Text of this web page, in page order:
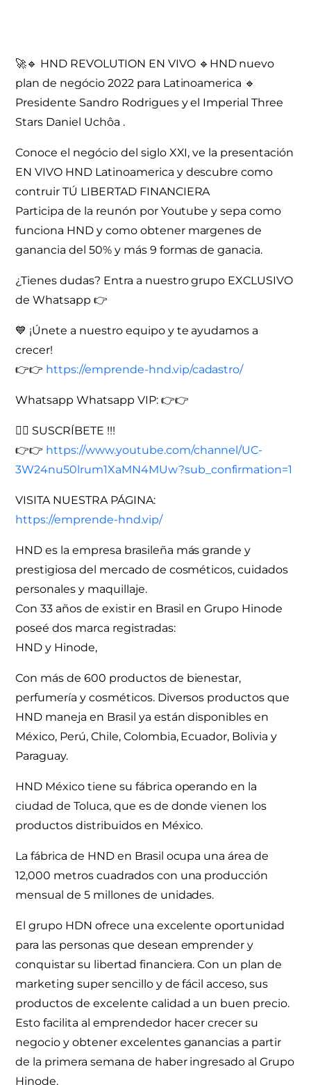
🚀🔹 HND REVOLUTION EN VIVO 🔹HND nuevo
plan de negócio 2022 para Latinoamerica 🔹
Presidente Sandro Rodrigues y el Imperial Three
Stars Daniel Uchôa .
Conoce el negócio del siglo XXI, ve la presentación
EN VIVO HND Latinoamerica y descubre como
contruir TÚ LIBERTAD FINANCIERA
Participa de la reunón por Youtube y sepa como
funciona HND y como obtener margenes de
ganancia del 50% y más 9 formas de ganacia.
¿Tienes dudas? Entra a nuestro grupo EXCLUSIVO
de Whatsapp 👉
💙 ¡Únete a nuestro equipo y te ayudamos a
crecer!
👉👉 https://emprende-hnd.vip/cadastro/
Whatsapp️ Whatsapp VIP: 👉👉
✍🏻 SUSCRÍBETE !!!
👉👉 https://www.youtube.com/channel/UC-
3W24nu50lrum1XaMN4MUw?sub_confirmation=1
VISITA NUESTRA PÁGINA:
https://emprende-hnd.vip/
HND es la empresa brasileña más grande y
prestigiosa del mercado de cosméticos, cuidados
personales y maquillaje.
Con 33 años de existir en Brasil en Grupo Hinode
poseé dos marca registradas:
HND y Hinode,
Con más de 600 productos de bienestar,
perfumería y cosméticos. Diversos productos que
HND maneja en Brasil ya están disponibles en
México, Perú, Chile, Colombia, Ecuador, Bolivia y
Paraguay.
HND México tiene su fábrica operando en la
ciudad de Toluca, que es de donde vienen los
productos distribuidos en México.
La fábrica de HND en Brasil ocupa una área de
12,000 metros cuadrados con una producción
mensual de 5 millones de unidades.
El grupo HDN ofrece una excelente oportunidad
para las personas que desean emprender y
conquistar su libertad financiera. Con un plan de
marketing super sencillo y de fácil acceso, sus
productos de excelente calidad a un buen precio.
Esto facilita al emprendedor hacer crecer su
negocio y obtener excelentes ganancias a partir
de la primera semana de haber ingresado al Grupo
Hinode.